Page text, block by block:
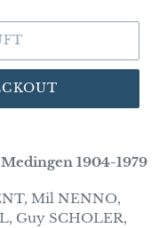
1904-1979
Mil NENNO,
Guy SCHOLER,